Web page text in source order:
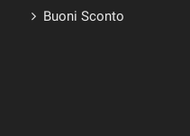
Buoni Sconto